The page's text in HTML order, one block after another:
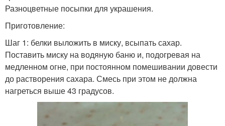
Разноцветные посыпки для украшения.
Приготовление:
Шаг 1: белки выложить в миску, всыпать сахар.
Поставить миску на водяную баню и, подогревая на
медленном огне, при постоянном помешивании довести
до растворения сахара. Смесь при этом не должна
нагреться выше 43 градусов.